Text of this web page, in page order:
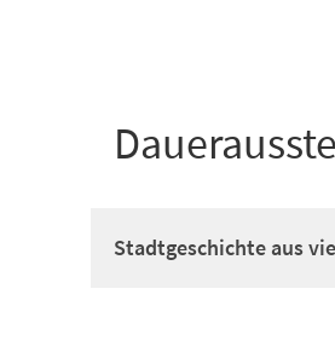
Stadtgeschichte aus